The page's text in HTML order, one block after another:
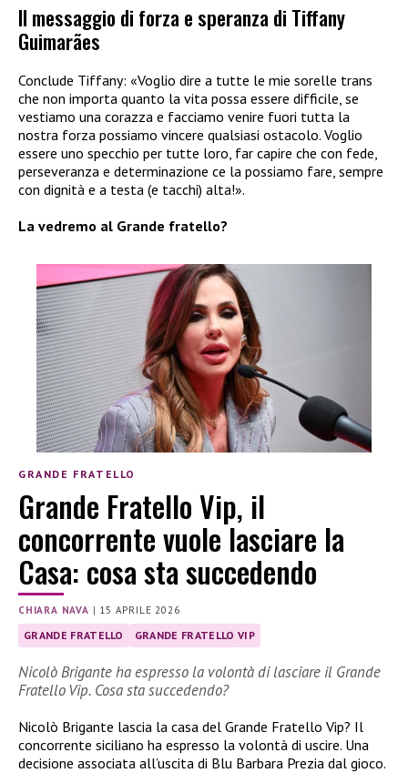
Il messaggio di forza e speranza di Tiffany
Guimarães
Conclude Tiffany: «Voglio dire a tutte le mie sorelle trans
che non importa quanto la vita possa essere difficile, se
vestiamo una corazza e facciamo venire fuori tutta la
nostra forza possiamo vincere qualsiasi ostacolo. Voglio
essere uno specchio per tutte loro, far capire che con fede,
perseveranza e determinazione ce la possiamo fare, sempre
con dignità e a testa (e tacchi) alta!».
La vedremo al Grande fratello?
GRANDE FRATELLO
Grande Fratello Vip, il
concorrente vuole lasciare la
Casa: cosa sta succedendo
CHIARA NAVA | 15 APRILE 2026
GRANDE FRATELLO GRANDE FRATELLO VIP
Nicolò Brigante ha espresso la volontà di lasciare il Grande
Fratello Vip. Cosa sta succedendo?
Nicolò Brigante lascia la casa del Grande Fratello Vip? Il
concorrente siciliano ha espresso la volontà di uscire. Una
decisione associata all’uscita di Blu Barbara Prezia dal gioco.